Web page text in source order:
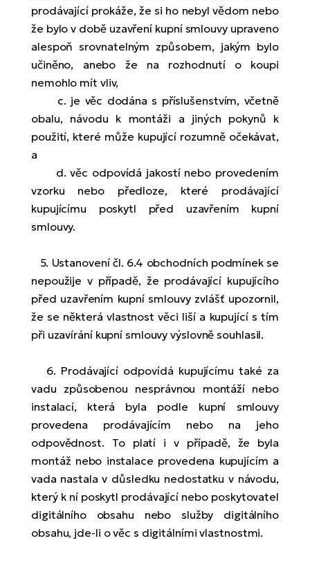
prodávající prokáže, že si ho nebyl vědom nebo
že bylo v době uzavření kupní smlouvy upraveno
alespoň srovnatelným způsobem, jakým bylo
učiněno, anebo že na rozhodnutí o koupi
nemohlo mít vliv,
c. je věc dodána s příslušenstvím, včetně
obalu, návodu k montáži a jiných pokynů k
použití, které může kupující rozumně očekávat,
a
d. věc odpovídá jakostí nebo provedením
vzorku nebo předloze, které prodávající
kupujícímu poskytl před uzavřením kupní
smlouvy.
5. Ustanovení čl. 6.4 obchodních podmínek se
nepoužije v případě, že prodávající kupujícího
před uzavřením kupní smlouvy zvlášť upozornil,
že se některá vlastnost věci liší a kupující s tím
při uzavírání kupní smlouvy výslovně souhlasil.
6. Prodávající odpovídá kupujícímu také za
vadu způsobenou nesprávnou montáží nebo
instalací, která byla podle kupní smlouvy
provedena prodávajícím nebo na jeho
odpovědnost. To platí i v případě, že byla
montáž nebo instalace provedena kupujícím a
vada nastala v důsledku nedostatku v návodu,
který k ní poskytl prodávající nebo poskytovatel
digitálního obsahu nebo služby digitálního
obsahu, jde-li o věc s digitálními vlastnostmi.